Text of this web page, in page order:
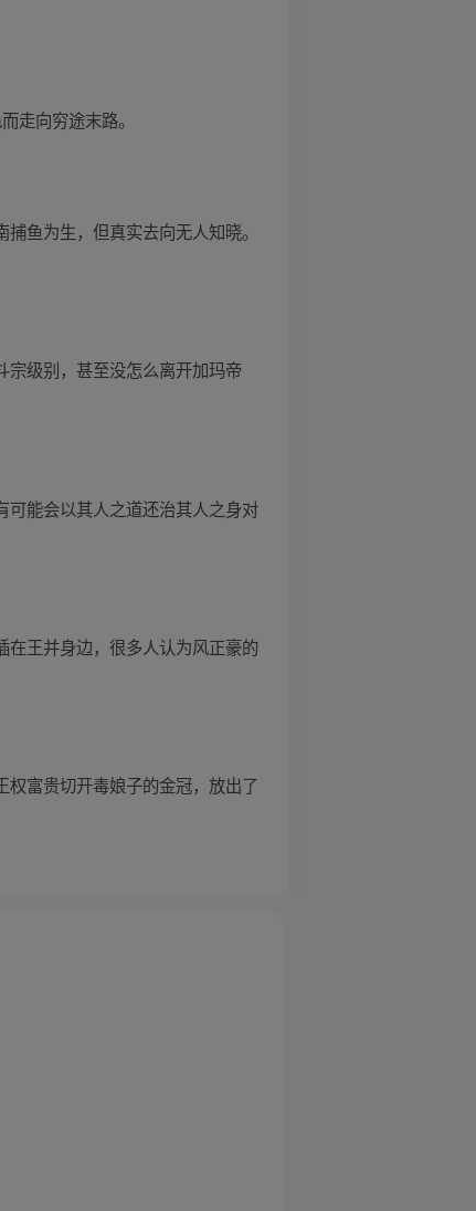
走向穷途末路。
鱼为生，但真实去向无人知晓。
级别，甚至没怎么离开加玛帝
可能会以其人之道还治其人之身对
在王并身边，很多人认为风正豪的
富贵切开毒娘子的金冠，放出了